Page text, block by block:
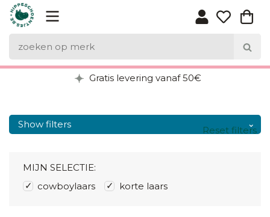
Gratis levering vanaf 50€
Show filters
MIJN SELECTIE:
cowboylaars
korte laars
Reset filters